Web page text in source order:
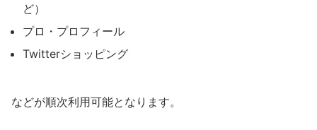
ど）
プロ・プロフィール
Twitterショッピング
などが順次利用可能となります。